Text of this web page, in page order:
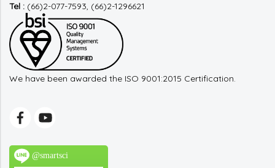
Tel : (66)2-077-7593, (66)2-1296621
We have been awarded the ISO 9001:2015 Certification.
@smartsci